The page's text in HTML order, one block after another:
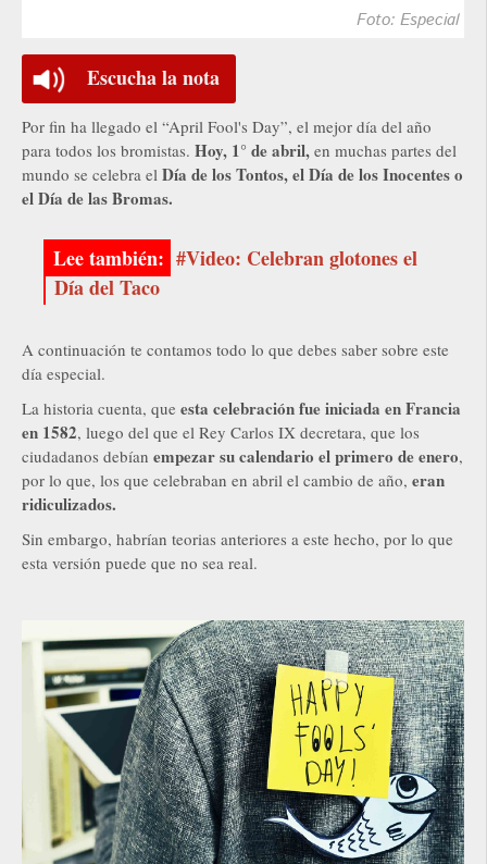
Foto: Especial
Escucha la nota
Por fin ha llegado el “April Fool's Day”, el mejor día del año
para todos los bromistas. Hoy, 1° de abril, en muchas partes del
mundo se celebra el Día de los Tontos, el Día de los Inocentes o
el Día de las Bromas.
#Video: Celebran glotones el
Día del Taco
A continuación te contamos todo lo que debes saber sobre este
día especial.
La historia cuenta, que esta celebración fue iniciada en Francia
en 1582, luego del que el Rey Carlos IX decretara, que los
ciudadanos debían empezar su calendario el primero de enero,
por lo que, los que celebraban en abril el cambio de año, eran
ridiculizados.
Sin embargo, habrían teorias anteriores a este hecho, por lo que
esta versión puede que no sea real.